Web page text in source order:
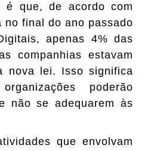
é que, de acordo com
no final do ano passado
apenas 4% das
companhias estavam
nova lei. Isso significa
poderão
não se adequarem às
que envolvam